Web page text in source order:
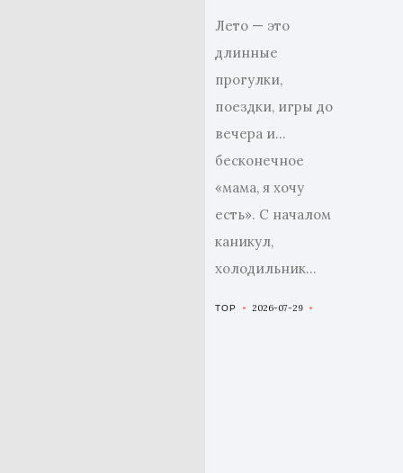
Лето — это
длинные
прогулки,
поездки, игры до
вечера и…
бесконечное
«мама, я хочу
есть». С началом
каникул,
холодильник...
TOP 2026-07-29